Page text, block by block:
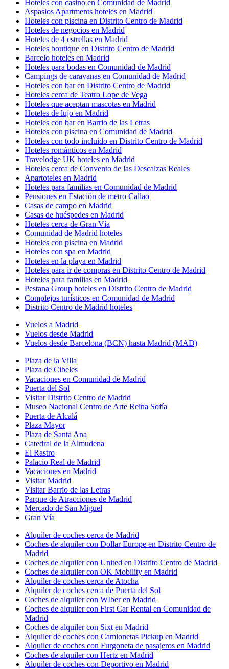
Hoteles con casino en Comunidad de Madrid
Aspasios Apartments hoteles en Madrid
Hoteles con piscina en Distrito Centro de Madrid
Hoteles de negocios en Madrid
Hoteles de 4 estrellas en Madrid
Hoteles boutique en Distrito Centro de Madrid
Barcelo hoteles en Madrid
Hoteles para bodas en Comunidad de Madrid
Campings de caravanas en Comunidad de Madrid
Hoteles con bar en Distrito Centro de Madrid
Hoteles cerca de Teatro Lope de Vega
Hoteles que aceptan mascotas en Madrid
Hoteles de lujo en Madrid
Hoteles con bar en Barrio de las Letras
Hoteles con piscina en Comunidad de Madrid
Hoteles con todo incluido en Distrito Centro de Madrid
Hoteles románticos en Madrid
Travelodge UK hoteles en Madrid
Hoteles cerca de Convento de las Descalzas Reales
Apartoteles en Madrid
Hoteles para familias en Comunidad de Madrid
Pensiones en Estación de metro Callao
Casas de campo en Madrid
Casas de huéspedes en Madrid
Hoteles cerca de Gran Vía
Comunidad de Madrid hoteles
Hoteles con piscina en Madrid
Hoteles con spa en Madrid
Hoteles en la playa en Madrid
Hoteles para ir de compras en Distrito Centro de Madrid
Hoteles para familias en Madrid
Pestana Group hoteles en Distrito Centro de Madrid
Complejos turísticos en Comunidad de Madrid
Distrito Centro de Madrid hoteles
Vuelos a Madrid
Vuelos desde Madrid
Vuelos desde Barcelona (BCN) hasta Madrid (MAD)
Plaza de la Villa
Plaza de Cibeles
Vacaciones en Comunidad de Madrid
Puerta del Sol
Visitar Distrito Centro de Madrid
Museo Nacional Centro de Arte Reina Sofía
Puerta de Alcalá
Plaza Mayor
Plaza de Santa Ana
Catedral de la Almudena
El Rastro
Palacio Real de Madrid
Vacaciones en Madrid
Visitar Madrid
Visitar Barrio de las Letras
Parque de Atracciones de Madrid
Mercado de San Miguel
Gran Vía
Alquiler de coches cerca de Madrid
Coches de alquiler con Dollar Europe en Distrito Centro de
Madrid
Coches de alquiler con United en Distrito Centro de Madrid
Coches de alquiler con OK Mobility en Madrid
Alquiler de coches cerca de Atocha
Alquiler de coches cerca de Puerta del Sol
Coches de alquiler con WIber en Madrid
Coches de alquiler con First Car Rental en Comunidad de
Madrid
Coches de alquiler con Sixt en Madrid
Alquiler de coches con Camionetas Pickup en Madrid
Alquiler de coches con Furgoneta de pasajeros en Madrid
Coches de alquiler con Hertz en Madrid
Alquiler de coches con Deportivo en Madrid